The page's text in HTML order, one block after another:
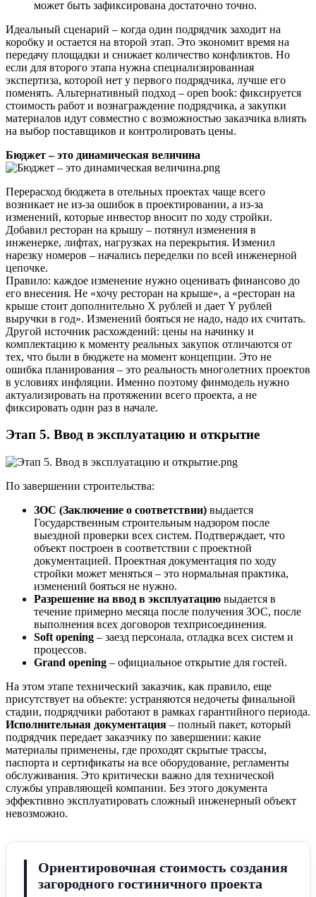
может быть зафиксирована достаточно точно.
Идеальный сценарий – когда один подрядчик заходит на
коробку и остается на второй этап. Это экономит время на
передачу площадки и снижает количество конфликтов. Но
если для второго этапа нужна специализированная
экспертиза, которой нет у первого подрядчика, лучше его
поменять. Альтернативный подход – open book: фиксируется
стоимость работ и вознаграждение подрядчика, а закупки
материалов идут совместно с возможностью заказчика влиять
на выбор поставщиков и контролировать цены.
Бюджет – это динамическая величина
Перерасход бюджета в отельных проектах чаще всего
возникает не из-за ошибок в проектировании, а из-за
изменений, которые инвестор вносит по ходу стройки.
Добавил ресторан на крышу – потянул изменения в
инженерке, лифтах, нагрузках на перекрытия. Изменил
нарезку номеров – начались переделки по всей инженерной
цепочке.
Правило: каждое изменение нужно оценивать финансово до
его внесения. Не «хочу ресторан на крыше», а «ресторан на
крыше стоит дополнительно X рублей и дает Y рублей
выручки в год». Изменений бояться не надо, надо их считать.
Другой источник расхождений: цены на начинку и
комплектацию к моменту реальных закупок отличаются от
тех, что были в бюджете на момент концепции. Это не
ошибка планирования – это реальность многолетних проектов
в условиях инфляции. Именно поэтому финмодель нужно
актуализировать на протяжении всего проекта, а не
фиксировать один раз в начале.
Этап 5. Ввод в эксплуатацию и открытие
По завершении строительства:
ЗОС (Заключение о соответствии) выдается
Государственным строительным надзором после
выездной проверки всех систем. Подтверждает, что
объект построен в соответствии с проектной
документацией. Проектная документация по ходу
стройки может меняться – это нормальная практика,
изменений бояться не нужно.
Разрешение на ввод в эксплуатацию выдается в
течение примерно месяца после получения ЗОС, после
выполнения всех договоров техприсоединения.
Soft opening – заезд персонала, отладка всех систем и
процессов.
Grand opening – официальное открытие для гостей.
На этом этапе технический заказчик, как правило, еще
присутствует на объекте: устраняются недочеты финальной
стадии, подрядчики работают в рамках гарантийного периода.
Исполнительная документация – полный пакет, который
подрядчик передает заказчику по завершении: какие
материалы применены, где проходят скрытые трассы,
паспорта и сертификаты на все оборудование, регламенты
обслуживания. Это критически важно для технической
службы управляющей компании. Без этого документа
эффективно эксплуатировать сложный инженерный объект
невозможно.
Ориентировочная стоимость создания
загородного гостиничного проекта